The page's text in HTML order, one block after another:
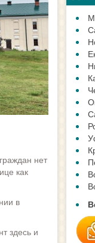
нет
как
в
здесь и